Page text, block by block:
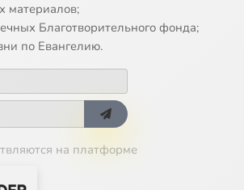
материалов;
Благотворительного фонда;
по Евангелию.
на платформе